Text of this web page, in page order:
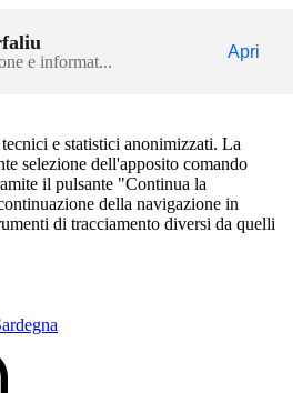
e informat...
Apri
e statistici anonimizzati. La
selezione dell'apposito comando
il pulsante "Continua la
della navigazione in
di tracciamento diversi da quelli